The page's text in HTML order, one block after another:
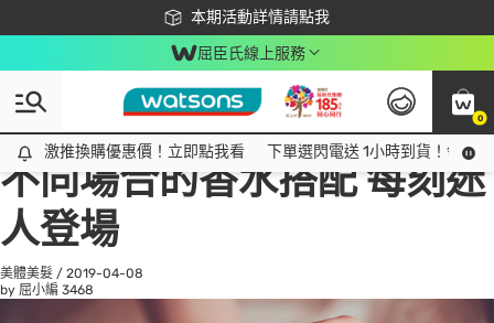
本期活動詳情請點我
下載app最高回饋$350
屈臣氏線上服務
0
激推換購優惠價！立即點我看
激推換購優惠價！立即點我看 下單選閃電送 1小時到貨！領神
All
話題趨勢
不同場合的香水搭配 每刻迷
人登場
美體美髮 / 2019-04-08
by 屈小編 3468